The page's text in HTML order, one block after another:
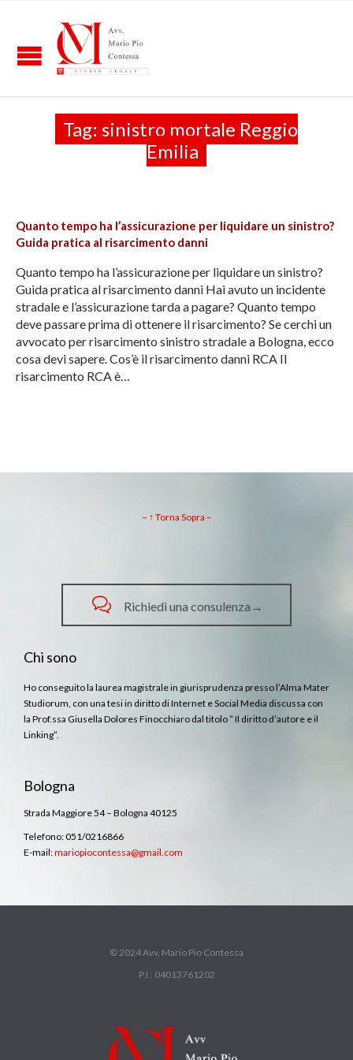
Tag: sinistro mortale Reggio
Emilia
Quanto tempo ha l’assicurazione per liquidare un sinistro?
Guida pratica al risarcimento danni
Quanto tempo ha l’assicurazione per liquidare un sinistro?
Guida pratica al risarcimento danni Hai avuto un incidente
stradale e l’assicurazione tarda a pagare? Quanto tempo
deve passare prima di ottenere il risarcimento? Se cerchi un
avvocato per risarcimento sinistro stradale a Bologna, ecco
cosa devi sapere. Cos’è il risarcimento danni RCA Il
risarcimento RCA è…
– ↑ Torna Sopra –
 Richiedi una consulenza→
Chi sono
Ho conseguito la laurea magistrale in giurisprudenza presso l’Alma Mater
Studiorum, con una tesi in diritto di Internet e Social Media discussa con
la Prof.ssa Giusella Dolores Finocchiaro dal titolo ” Il diritto d’autore e il
Linking”.
Bologna
Strada Maggiore 54 – Bologna 40125
Telefono: 051/0216866
E-mail:mariopiocontessa@gmail.com
© 2024 Avv. Mario Pio Contessa
P.I.: 04013761202